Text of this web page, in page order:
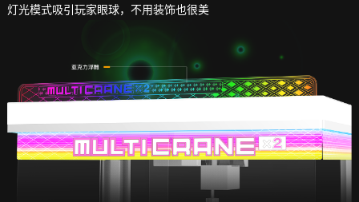
灯光模式吸引玩家眼球，不用装饰也很美